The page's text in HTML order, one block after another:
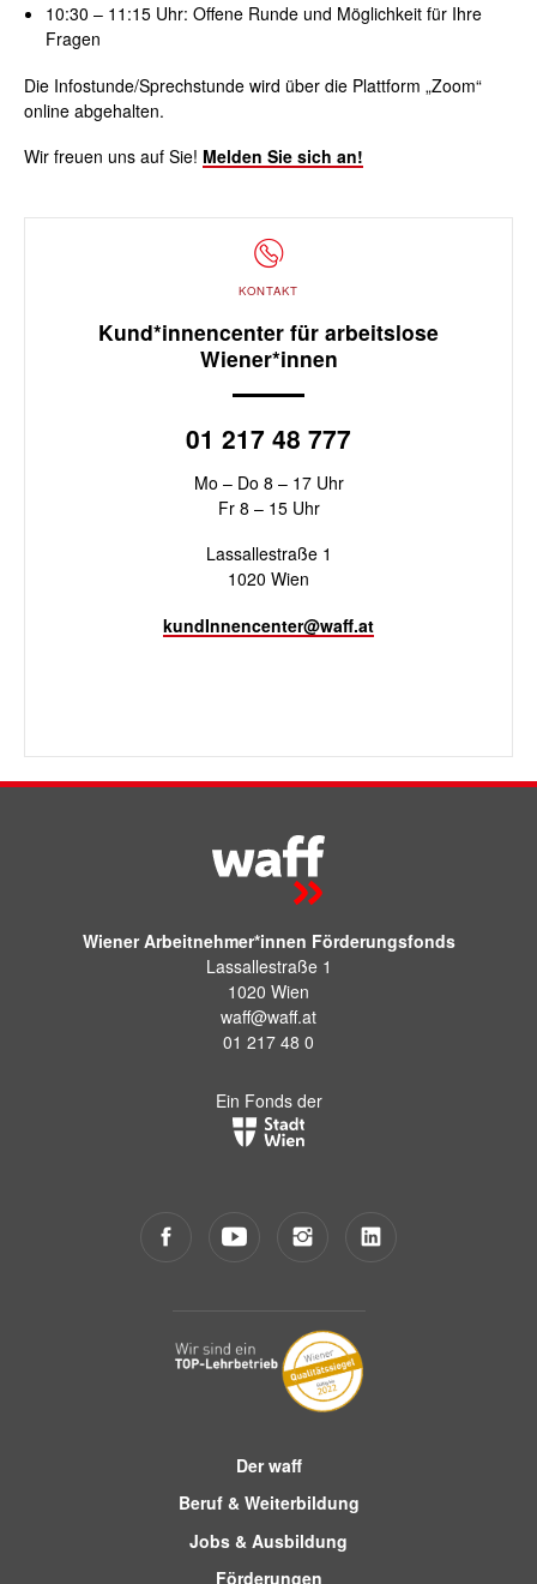
10:30 – 11:15Uhr: Offene Runde und Möglichkeit für Ihre
Fragen
Die Infostunde/Sprechstunde wird über die Plattform „Zoom“
online abgehalten.
Wir freuen uns auf Sie! Melden Sie sich an!
KONTAKT
Kund*innencenter für arbeitslose
Wiener*innen
01 217 48 777
Mo – Do 8 – 17 Uhr
Fr 8 – 15 Uhr
Lassallestraße 1
1020 Wien
kundInnencenter@waff.at
Wiener Arbeitnehmer*innen Förderungsfonds
Lassallestraße 1
1020 Wien
waff@waff.at
01 217 48 0
Ein Fonds der
Der waff
Beruf & Weiterbildung
Jobs & Ausbildung
Förderungen